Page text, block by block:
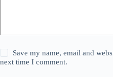
Save my name, email and
next time I comment.